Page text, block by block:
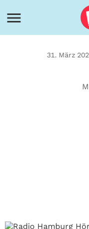
31. März